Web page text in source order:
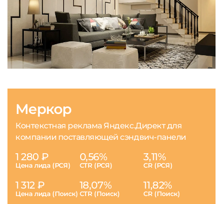
Меркор
Контекстная реклама Яндекс.Директ для
компании поставляющей сэндвич-панели
1 280 ₽
Цена лида (РСЯ)
0,56%
CTR (РСЯ)
3,11%
CR (РСЯ)
1 312 ₽
Цена лида (Поиск)
18,07%
CTR (Поиск)
11,82%
CR (Поиск)